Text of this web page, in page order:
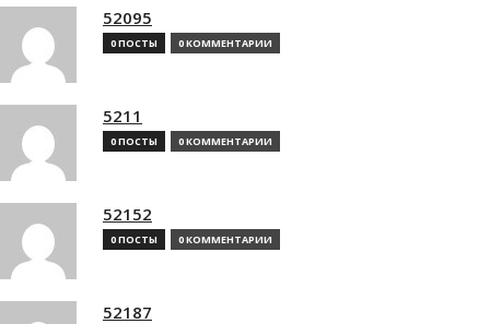
52095
0 ПОСТЫ 0 КОММЕНТАРИИ
5211
0 ПОСТЫ 0 КОММЕНТАРИИ
52152
0 ПОСТЫ 0 КОММЕНТАРИИ
52187